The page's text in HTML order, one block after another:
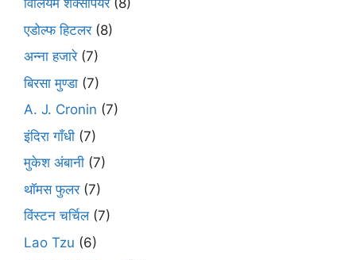
विलियम शेक्सपियर(8)
एडोल्फ हिटलर(8)
अन्ना हजारे(7)
बिरसा मुण्डा (7)
A. J. Cronin (7)
इंदिरा गाँधी (7)
मुकेश अंबानी (7)
थॉमस फुलर(7)
विंस्टन चर्चिल(7)
Lao Tzu (6)